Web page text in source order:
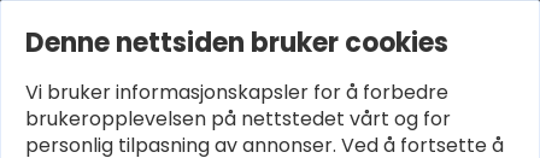
OM OSS
KJØPSVILKÅR OG BETINGELSER
PERSONVERN
Denne nettsiden bruker cookies
Vi bruker informasjonskapsler for å forbedre
brukeropplevelsen på nettstedet vårt og for
personlig tilpasning av annonser. Ved å fortsette å